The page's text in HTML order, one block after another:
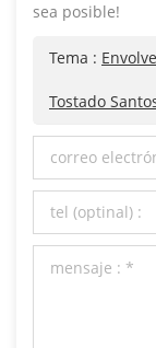
sea posible!
Tema :
Tostado